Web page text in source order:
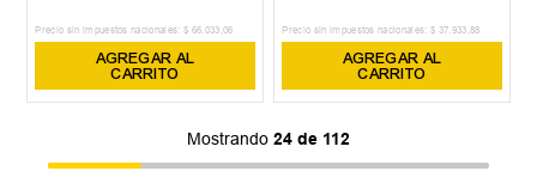
Precio sin impuestos nacionales: $ 66.033 ,06
AGREGAR AL
CARRITO
Precio sin impuestos nacionales: $ 37.933 ,88
AGREGAR AL
CARRITO
Mostrando 24 de 112